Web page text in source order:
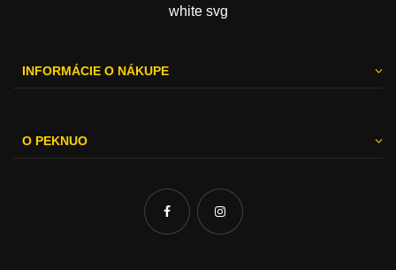
INFORMÁCIE O NÁKUPE
O PEKNUO